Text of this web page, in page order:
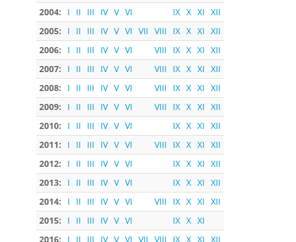
2004:
I II III IV V VI IX X XI XII
2005:
I II III IV V VI VII VIII IX X XI XII
2006:
I II III IV V VI VIII IX X XI XII
2007:
I II III IV V VI VIII IX X XI XII
2008:
I II III IV V VI VIII IX X XI XII
2009:
I II III IV V VI VIII IX X XI XII
2010:
I II III IV V VI IX X XI XII
2011:
I II III IV V VI VIII IX X XI XII
2012:
I II III IV V VI IX X XI XII
2013:
I II III IV V VI IX X XI XII
2014:
I II III IV V VI VIII IX X XI XII
2015:
I II III IV V VI IX X XI
2016:
I II III IV V VI VII VIII IX X XI XII